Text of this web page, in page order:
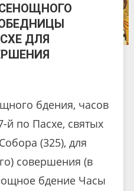
ДЛЯ
бдения, часов
по Пасхе, святых
(325), для
совершения (в
бдение Часы